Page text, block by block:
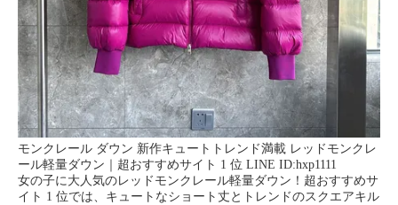
モンクレール ダウン 新作キュートトレンド満載 レッドモンクレ
ール軽量ダウン｜超おすすめサイト 1 位 LINE ID:hxp1111
女の子に大人気のレッドモンクレール軽量ダウン！超おすすめサ
イト 1 位では、キュートなショート丈とトレンドのスクエアキル